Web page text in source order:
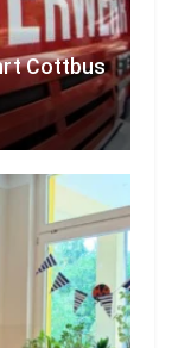
Cottbus